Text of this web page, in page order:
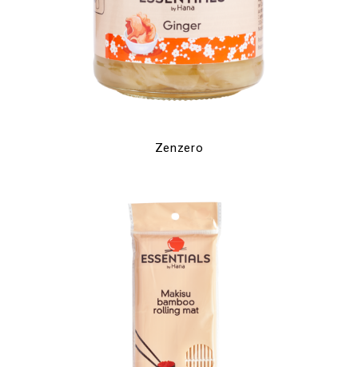
Zenzero